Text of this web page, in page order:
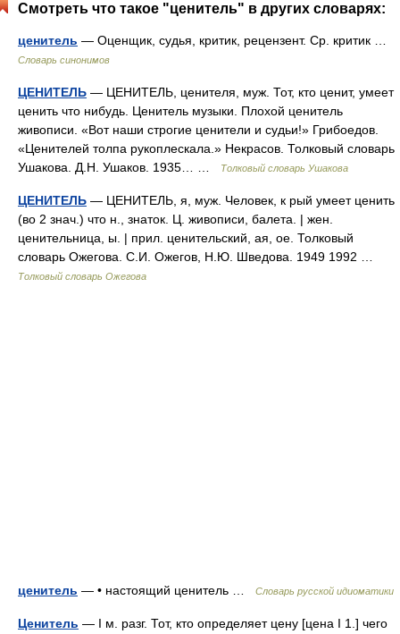
Смотреть что такое "ценитель" в других словарях:
ценитель — Оценщик, судья, критик, рецензент. Ср. критик …
Словарь синонимов
ЦЕНИТЕЛЬ — ЦЕНИТЕЛЬ, ценителя, муж. Тот, кто ценит, умеет
ценить что нибудь. Ценитель музыки. Плохой ценитель
живописи. «Вот наши строгие ценители и судьи!» Грибоедов.
«Ценителей толпа рукоплескала.» Некрасов. Толковый словарь
Ушакова. Д.Н. Ушаков. 1935… …
Толковый словарь Ушакова
ЦЕНИТЕЛЬ — ЦЕНИТЕЛЬ, я, муж. Человек, к рый умеет ценить
(во 2 знач.) что н., знаток. Ц. живописи, балета. | жен.
ценительница, ы. | прил. ценительский, ая, ое. Толковый
словарь Ожегова. С.И. Ожегов, Н.Ю. Шведова. 1949 1992 …
Толковый словарь Ожегова
ценитель — • настоящий ценитель … Словарь русской идиоматики
Ценитель — I м. разг. Тот, кто определяет цену [цена I 1.] чего